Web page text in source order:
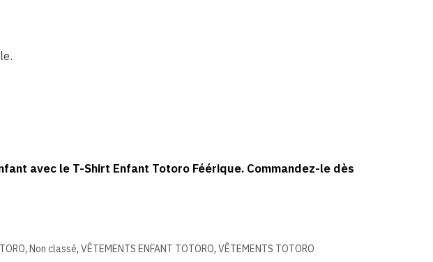
avec le T-Shirt Enfant Totoro Féérique. Commandez-le dès
, Non classé, VÊTEMENTS ENFANT TOTORO, VÊTEMENTS TOTORO